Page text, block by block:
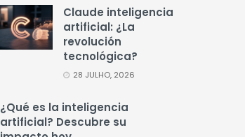
Claude inteligencia
artificial: ¿La
revolución
tecnológica?
28 JULHO, 2026
¿Qué es la inteligencia
artificial? Descubre su